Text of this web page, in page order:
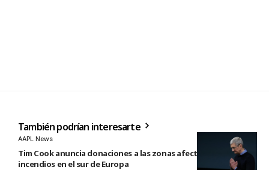
También podrían interesarte
AAPL News
Tim Cook anuncia donaciones a las zonas afectadas por los
incendios en el sur de Europa